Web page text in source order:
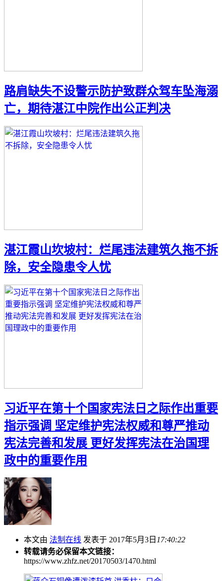
路肩缺失不设警示防护致群众驾车坠海溺
亡，期待湛江中院作出公正判决
湛江霞山坎坡村：烂尾违法建筑久拖不拆
除，安全隐患令人忧
习近平在第十个国家宪法日之际作出重要
指示强调 坚定维护宪法权威和尊严推动
宪法完善和发展 更好发挥宪法在治国理
政中的重要作用
本文由 法制在线 发表于 2017年5月3日 17:40:22
转载请务必保留本文链接：
https://www.zhfz.net/20170503/1470.html